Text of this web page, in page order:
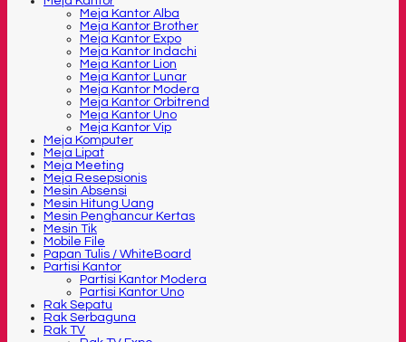
Meja Kantor Alba
Meja Kantor Brother
Meja Kantor Expo
Meja Kantor Indachi
Meja Kantor Lion
Meja Kantor Lunar
Meja Kantor Modera
Meja Kantor Orbitrend
Meja Kantor Uno
Meja Kantor Vip
Meja Komputer
Meja Lipat
Meja Meeting
Meja Resepsionis
Mesin Absensi
Mesin Hitung Uang
Mesin Penghancur Kertas
Mesin Tik
Mobile File
Papan Tulis / WhiteBoard
Partisi Kantor
Partisi Kantor Modera
Partisi Kantor Uno
Rak Sepatu
Rak Serbaguna
Rak TV